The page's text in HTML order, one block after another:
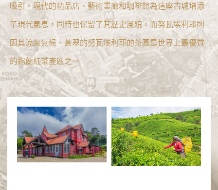
吸引。現代的精品店、藝術畫廊和咖啡館為這座古城增添
了現代氣息，同時也保留了其歷史風貌。而努瓦埃利耶則
因其涼爽氣候、蒼翠的努瓦埃利耶的茶園是世界上最優質
的錫蘭紅茶產區之一